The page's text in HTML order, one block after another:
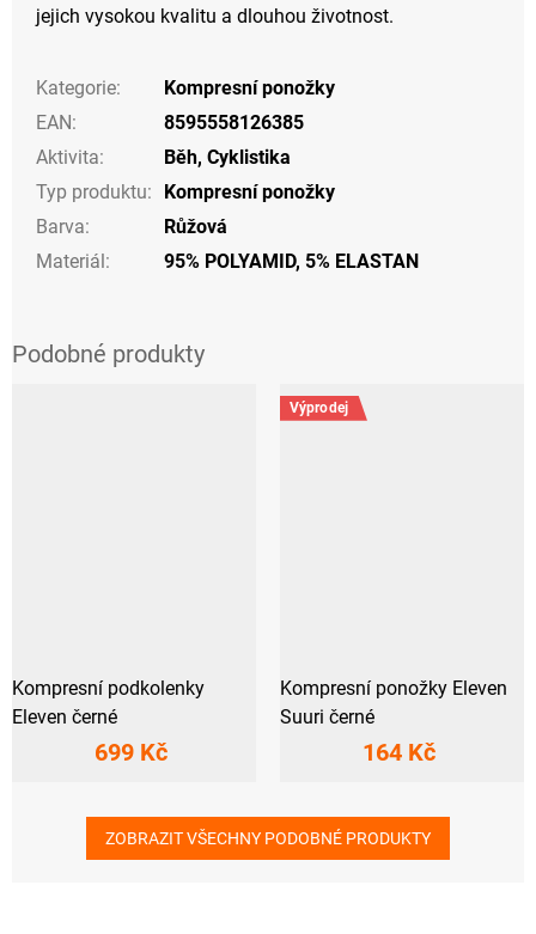
jejich vysokou kvalitu a dlouhou životnost.
Kategorie:
Kompresní ponožky
EAN:
8595558126385
Aktivita: Běh, Cyklistika
Typ produktu:
Kompresní ponožky
Barva:
Růžová
Materiál: 95% POLYAMID, 5% ELASTAN
Kompresní podkolenky
Eleven černé
699 Kč
Výprodej
Kompresní ponožky Eleven
Suuri černé
164 Kč
ZOBRAZIT VŠECHNY PODOBNÉ PRODUKTY